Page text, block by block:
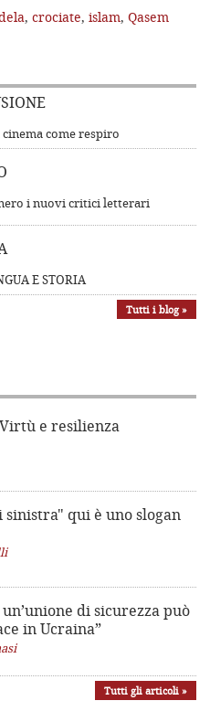
, crociate, islam, Qasem
come respiro
i nuovi critici letterari
E STORIA
Tutti i blog »
e resilienza
sinistra" qui è uno slogan
di sicurezza può
in Ucraina”
Tutti gli articoli »